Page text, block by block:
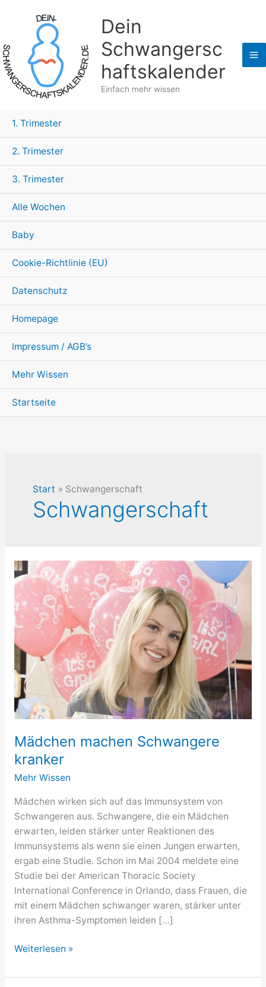
springen
Dein
Schwangersc
haftskalender
Einfach mehr wissen
1. Trimester
2. Trimester
3. Trimester
Alle Wochen
Baby
Cookie-Richtlinie (EU)
Datenschutz
Homepage
Impressum / AGB’s
Mehr Wissen
Startseite
Start Schwangerschaft
Schwangerschaft
Mädchen machen Schwangere
kranker
Mehr Wissen
Mädchen wirken sich auf das Immunsystem von
Schwangeren aus. Schwangere, die ein Mädchen
erwarten, leiden stärker unter Reaktionen des
Immunsystems als wenn sie einen Jungen erwarten,
ergab eine Studie. Schon im Mai 2004 meldete eine
Studie bei der American Thoracic Society
International Conference in Orlando, dass Frauen, die
mit einem Mädchen schwanger waren, stärker unter
ihren Asthma-Symptomen leiden […]
Mädchen
Schwangere
Weiterlesen »